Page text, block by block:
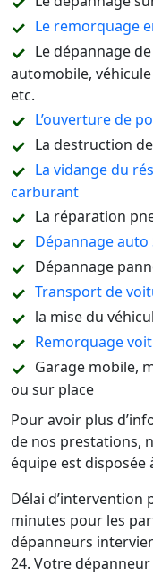
Le remorquage
Le dépannage
automobile,
etc.
L’ouverture de
La destruction
La vidange du
carburant
La réparation
Dépannage auto
Dépannage
Transport de
la mise du
Remorquage
Garage mobile,
ou sur place
Pour avoir plus
de nos prestations,
équipe est disposée
Délai d’intervention
minutes pour les
dépanneurs
24. Votre